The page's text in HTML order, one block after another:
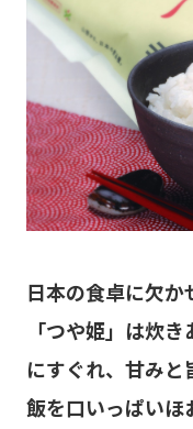
日本の食卓に欠
「つや姫」は炊
にすぐれ、甘み
飯を口いっぱいほ